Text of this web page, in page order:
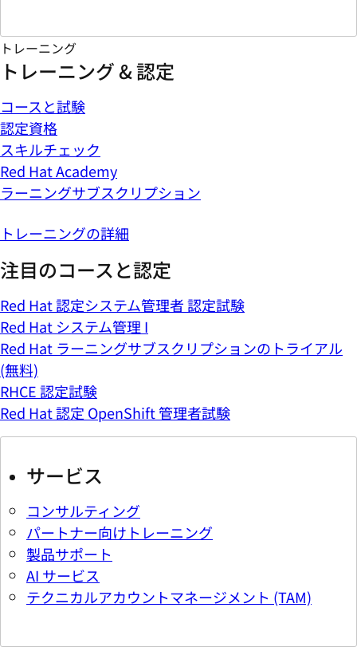
トレーニング
トレーニング & 認定
コースと試験
認定資格
スキルチェック
Red Hat Academy
ラーニングサブスクリプション
トレーニングの詳細
注目のコースと認定
Red Hat 認定システム管理者 認定試験
Red Hat システム管理 I
Red Hat ラーニングサブスクリプションのトライアル
(無料)
RHCE 認定試験
Red Hat 認定 OpenShift 管理者試験
サービス
コンサルティング
パートナー向けトレーニング
製品サポート
AI サービス
テクニカルアカウントマネージメント (TAM)